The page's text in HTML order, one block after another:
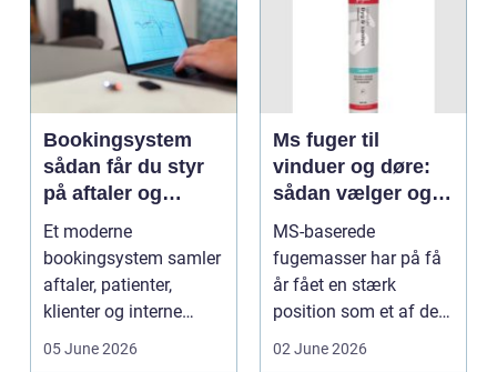
Bookingsystem
sådan får du styr
på aftaler og
arbejdsgange
Et moderne
bookingsystem samler
aftaler, patienter,
klienter og interne
arbejdsgange ét sted. I
05 June 2026
Ms fuger til
vinduer og døre:
sådan vælger og
bruger du dem
rigtigt
MS-baserede
fugemasser har på få
år fået en stærk
position som et af de
mest alsidige valg til
02 June 2026